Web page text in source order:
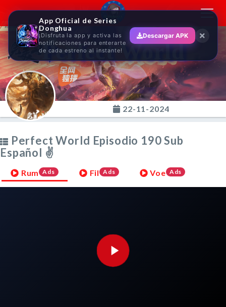
Perfect World
22-11-2024
Perfect World Episodio 190 Sub
Español ✌
Rum Ads Fil Ads Voe Ads
App Oficial de Series
Donghua
¡Disfruta la app y activa las
notificaciones para enterarte
de cada estreno al instante!
Descargar APK